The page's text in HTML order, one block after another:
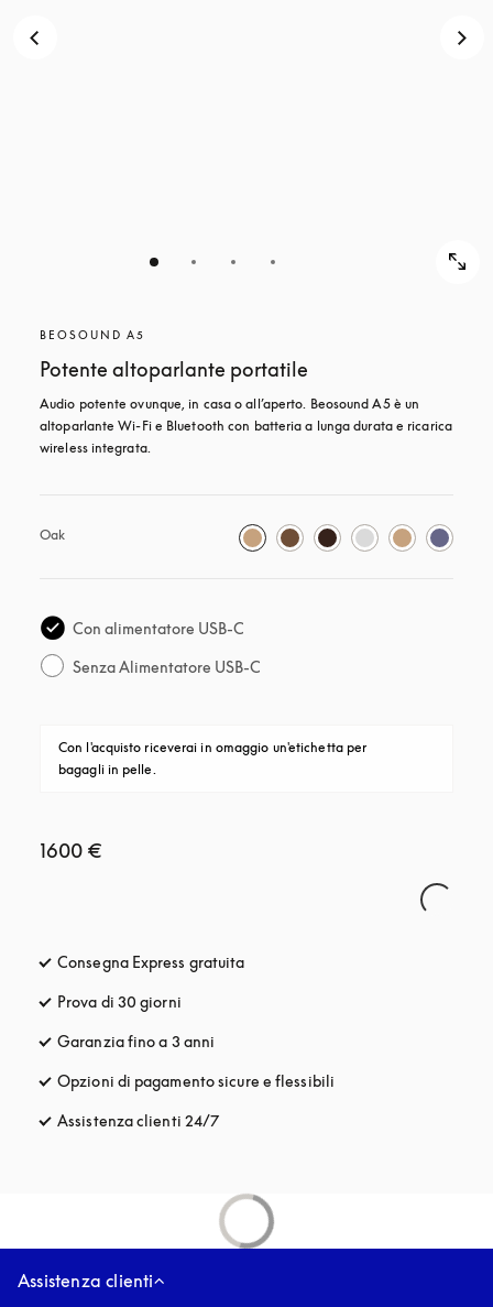
BEOSOUND A5
Potente altoparlante portatile
Audio potente ovunque, in casa o all’aperto. Beosound A5 è un
altoparlante Wi-Fi e Bluetooth con batteria a lunga durata e ricarica
wireless integrata.
Oak
Con alimentatore USB-C
Senza Alimentatore USB-C
Con l'acquisto riceverai in omaggio un'etichetta per
bagagli in pelle.
1600 €
Consegna Express gratuita
Prova di 30 giorni
Garanzia fino a 3 anni
Opzioni di pagamento sicure e flessibili
Assistenza clienti 24/7
Assistenza clienti